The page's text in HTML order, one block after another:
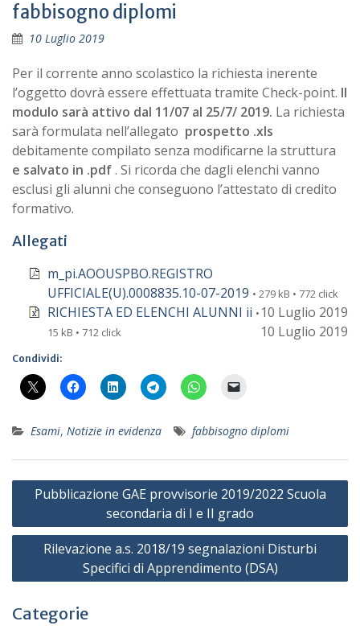
fabbisogno diplomi
10 Luglio 2019
Per il corrente anno scolastico la richiesta inerente
l’oggetto dovrà essere effettuata tramite Check-point. Il
modulo sarà attivo dal 11/07 al 25/7/ 2019. La richiesta
sarà formulata nell’allegato prospetto .xls
debitamente compilato senza modificarne la struttura
e salvato in .pdf. Si ricorda che dagli elenchi vanno
esclusi gli alunni che conseguono l’attestato di credito
formativo.
Allegati
m_pi.AOOUSPBO.REGISTRO
UFFICIALE(U).0008835.10-07-2019 • 279 kB • 772 click
10 Luglio 2019
RICHIESTA ED ELENCHI ALUNNI ii •
15 kB • 712 click
10 Luglio 2019
Condividi:
Esami, Notizie in evidenza fabbisogno diplomi
Navigazione
Pubblicazione GAE provvisorie 2019/2022 Scuola
secondaria di I e II grado
Rilevazione a.s. 2018/19 segnalazioni Disturbi
Specifici di Apprendimento (DSA)
Categorie